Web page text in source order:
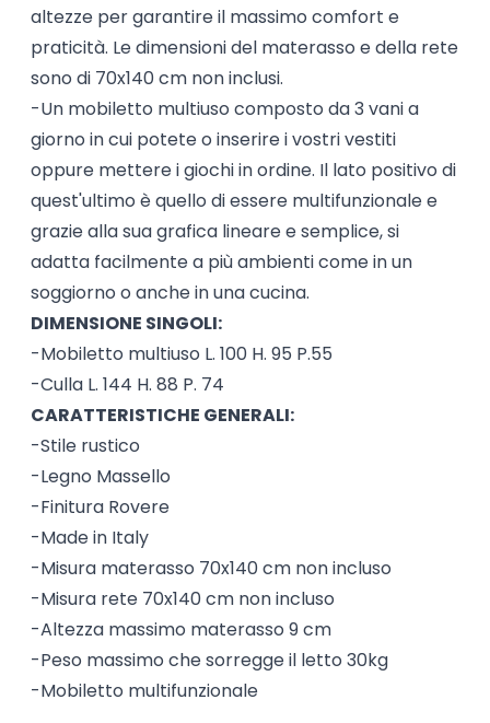
altezze per garantire il massimo comfort e
praticità. Le dimensioni del materasso e della rete
sono di 70x140 cm non inclusi.
-Un mobiletto multiuso composto da 3 vani a
giorno in cui potete o inserire i vostri vestiti
oppure mettere i giochi in ordine. Il lato positivo di
quest'ultimo è quello di essere multifunzionale e
grazie alla sua grafica lineare e semplice, si
adatta facilmente a più ambienti come in un
soggiorno o anche in una cucina.
DIMENSIONE SINGOLI:
-Mobiletto multiuso L. 100 H. 95 P.55
-Culla L. 144 H. 88 P. 74
CARATTERISTICHE GENERALI:
-Stile rustico
-Legno Massello
-Finitura Rovere
-Made in Italy
-Misura materasso 70x140 cm non incluso
-Misura rete 70x140 cm non incluso
-Altezza massimo materasso 9 cm
-Peso massimo che sorregge il letto 30kg
-Mobiletto multifunzionale